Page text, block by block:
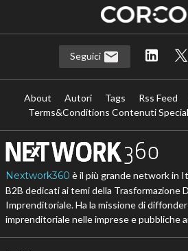
Seguici
About Autori Tags Rss Feed
Terms&Conditions Contenuti
Nextwork360 è il più grande network in
B2B dedicati ai temi della Trasformazione
Imprenditoriale. Ha la missione di
imprenditoriale nelle imprese e pubbliche